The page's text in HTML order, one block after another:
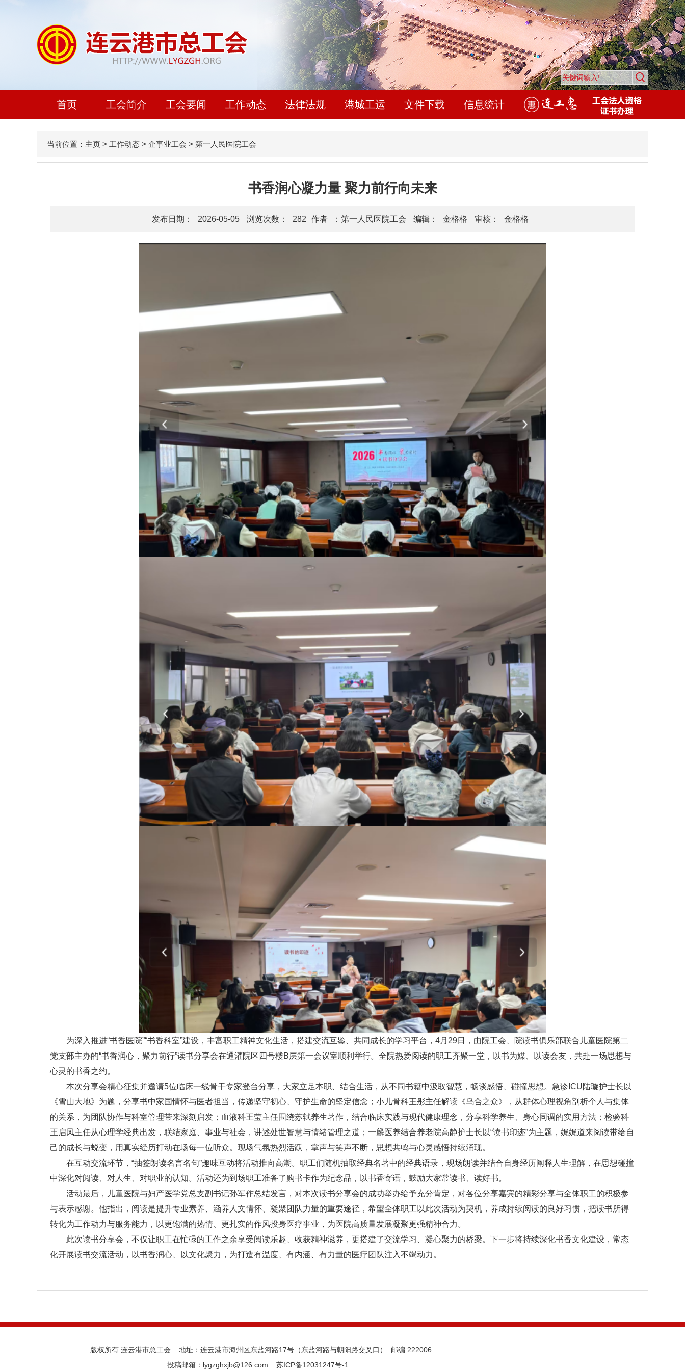
首页 工会简介 工会要闻 工作动态 法律法规 港城工运 文件下载 信息统计
当前位置： 主页 > 工作动态 > 企事业工会 > 第一人民医院工会
书香润心凝力量 聚力前行向未来
发布日期： 2026-05-05 浏览次数： 282 作者 ：第一人民医院工会 编辑： 金格格 审核： 金格格
为深入推进“书香医院”“书香科室”建设，丰富职工精神文化生活，搭建交流互鉴、共同成长的学习平台，4月29日，由院工会、院读书俱乐部联合儿童医院第二
党支部主办的“书香润心，聚力前行”读书分享会在通灌院区四号楼B层第一会议室顺利举行。全院热爱阅读的职工齐聚一堂，以书为媒、以读会友，共赴一场思想与
心灵的书香之约。
本次分享会精心征集并邀请5位临床一线骨干专家登台分享，大家立足本职、结合生活，从不同书籍中汲取智慧，畅谈感悟、碰撞思想。急诊ICU陆璇护士长以
《雪山大地》为题，分享书中家国情怀与医者担当，传递坚守初心、守护生命的坚定信念；小儿骨科王彤主任解读《乌合之众》，从群体心理视角剖析个人与集体
的关系，为团队协作与科室管理带来深刻启发；血液科王莹主任围绕苏轼养生著作，结合临床实践与现代健康理念，分享科学养生、身心同调的实用方法；检验科
王启凤主任从心理学经典出发，联结家庭、事业与社会，讲述处世智慧与情绪管理之道；一麟医养结合养老院高静护士长以“读书印迹”为主题，娓娓道来阅读带给自
己的成长与蜕变，用真实经历打动在场每一位听众。现场气氛热烈活跃，掌声与笑声不断，思想共鸣与心灵感悟持续涌现。
在互动交流环节，“抽签朗读名言名句”趣味互动将活动推向高潮。职工们随机抽取经典名著中的经典语录，现场朗读并结合自身经历阐释人生理解，在思想碰撞
中深化对阅读、对人生、对职业的认知。活动还为到场职工准备了购书卡作为纪念品，以书香寄语，鼓励大家常读书、读好书。
活动最后，儿童医院与妇产医学党总支副书记孙军作总结发言，对本次读书分享会的成功举办给予充分肯定，对各位分享嘉宾的精彩分享与全体职工的积极参
与表示感谢。他指出，阅读是提升专业素养、涵养人文情怀、凝聚团队力量的重要途径，希望全体职工以此次活动为契机，养成持续阅读的良好习惯，把读书所得
转化为工作动力与服务能力，以更饱满的热情、更扎实的作风投身医疗事业，为医院高质量发展凝聚更强精神合力。
此次读书分享会，不仅让职工在忙碌的工作之余享受阅读乐趣、收获精神滋养，更搭建了交流学习、凝心聚力的桥梁。下一步将持续深化书香文化建设，常态
化开展读书交流活动，以书香润心、以文化聚力，为打造有温度、有内涵、有力量的医疗团队注入不竭动力。
版权所有 连云港市总工会 地址：连云港市海州区东盐河路17号（东盐河路与朝阳路交叉口） 邮编:222006
投稿邮箱：lygzghxjb@126.com 苏ICP备12031247号-1